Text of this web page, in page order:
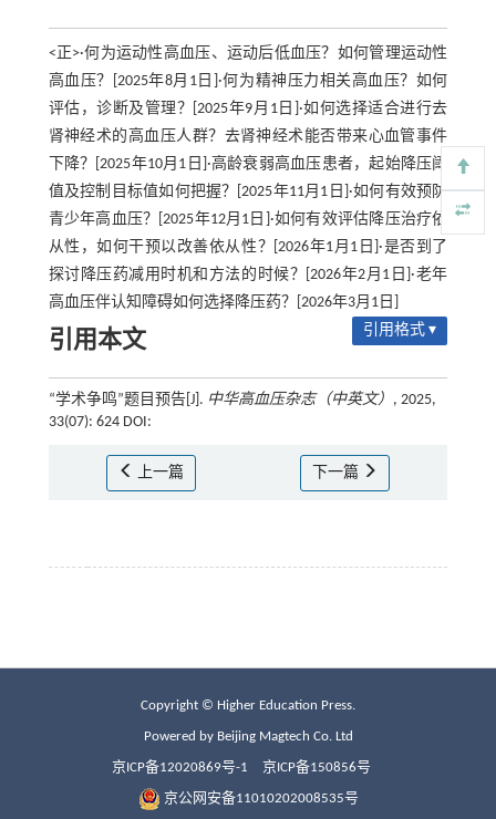
<正>·何为运动性高血压、运动后低血压？如何管理运动性
高血压？[2025年8月1日]·何为精神压力相关高血压？如何
评估，诊断及管理？[2025年9月1日]·如何选择适合进行去
肾神经术的高血压人群？去肾神经术能否带来心血管事件
下降？[2025年10月1日]·高龄衰弱高血压患者，起始降压阈
值及控制目标值如何把握？[2025年11月1日]·如何有效预防
青少年高血压？[2025年12月1日]·如何有效评估降压治疗依
从性，如何干预以改善依从性？[2026年1月1日]·是否到了
探讨降压药减用时机和方法的时候？[2026年2月1日]·老年
高血压伴认知障碍如何选择降压药？[2026年3月1日]
引用本文 引用格式 ▾
“学术争鸣”题目预告[J]. 中华高血压杂志（中英文） , 2025,
33(07): 624 DOI:
上一篇 下一篇
Copyright © Higher Education Press.
Powered by Beijing Magtech Co. Ltd
京ICP备12020869号-1 京ICP备150856号
京公网安备11010202008535号